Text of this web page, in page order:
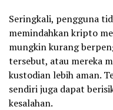
Seringkali, pengguna
memindahkan kripto
mungkin kurang
tersebut, atau mereka
kustodian lebih aman.
sendiri juga dapat
kesalahan.